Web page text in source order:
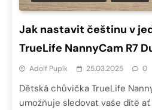
Jak nastavit češtinu v
TrueLife NannyCam R7
Adolf Pupík 25.03.2025 0
Dětská chůvička TrueLife
umožňuje sledovat vaše dítě